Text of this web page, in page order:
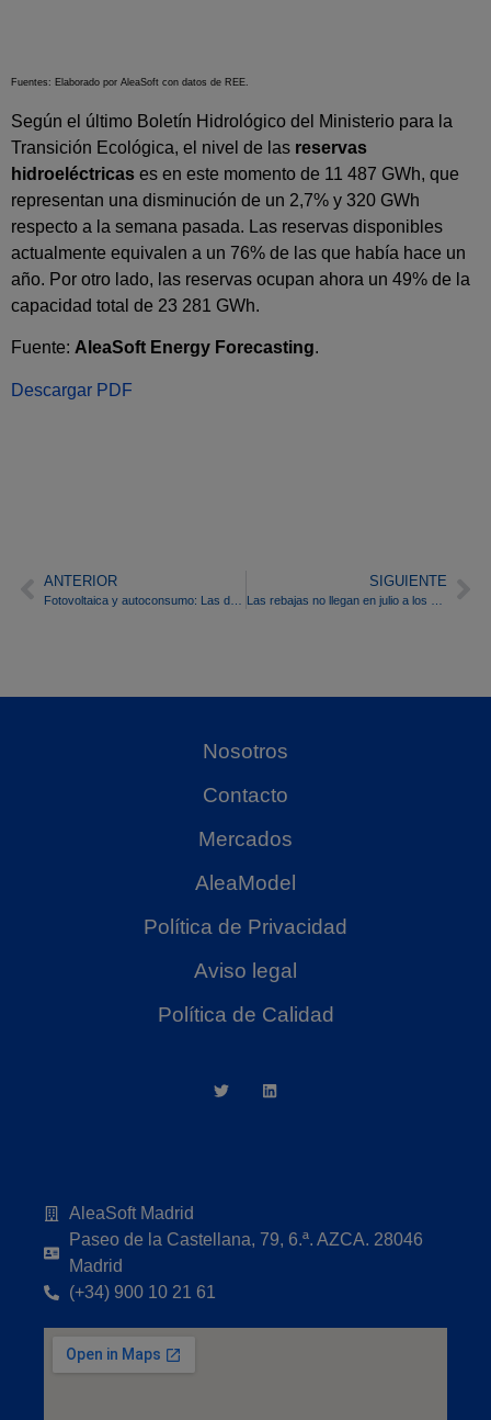
Fuentes: Elaborado por AleaSoft con datos de REE.
Según el último Boletín Hidrológico del Ministerio para la
Transición Ecológica, el nivel de las reservas
hidroeléctricas es en este momento de 11 487 GWh, que
representan una disminución de un 2,7% y 320 GWh
respecto a la semana pasada. Las reservas disponibles
actualmente equivalen a un 76% de las que había hace un
año. Por otro lado, las reservas ocupan ahora un 49% de la
capacidad total de 23 281 GWh.
Fuente: AleaSoft Energy Forecasting.
Descargar PDF
ANTERIOR SIGUIENTE
Nosotros
Contacto
Mercados
AleaModel
Política de Privacidad
Aviso legal
Política de Calidad
AleaSoft Madrid
Paseo de la Castellana, 79, 6.ª. AZCA. 28046
Madrid
(+34) 900 10 21 61